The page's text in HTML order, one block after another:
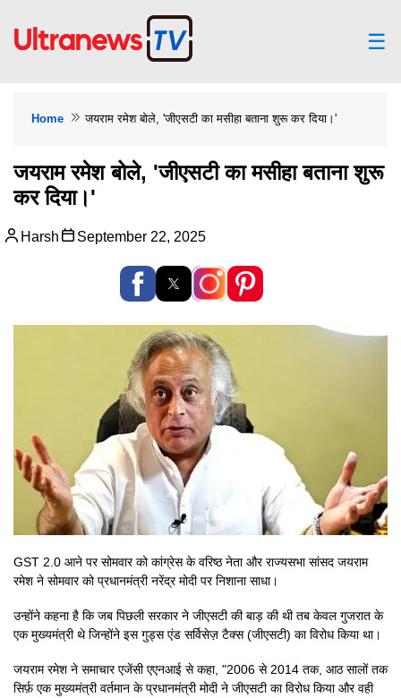
☰
Home जयराम रमेश बोले, 'जीएसटी का मसीहा बताना शुरू कर दिया।'
जयराम रमेश बोले, 'जीएसटी का मसीहा बताना शुरू
कर दिया।'
Harsh September 22, 2025
GST 2.0 आने पर सोमवार को कांग्रेस के वरिष्ठ नेता और राज्यसभा सांसद जयराम
रमेश ने सोमवार को प्रधानमंत्री नरेंद्र मोदी पर निशाना साधा।
उन्होंने कहना है कि जब पिछली सरकार ने जीएसटी की बाड़ की थी तब केवल गुजरात के
एक मुख्यमंत्री थे जिन्होंने इस गुड्स एंड सर्विसेज़ टैक्स (जीएसटी) का विरोध किया था।
जयराम रमेश ने समाचार एजेंसी एएनआई से कहा, "2006 से 2014 तक, आठ सालों तक
सिर्फ़ एक मुख्यमंत्री वर्तमान के प्रधानमंत्री मोदी ने जीएसटी का विरोध किया और वही